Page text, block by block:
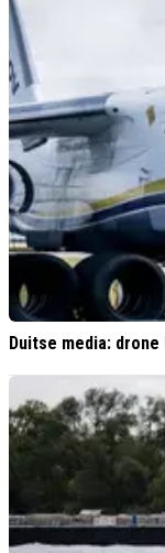
Duitse media: